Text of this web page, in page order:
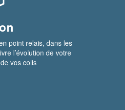
point relais, dans les
l’évolution de votre
vos colis